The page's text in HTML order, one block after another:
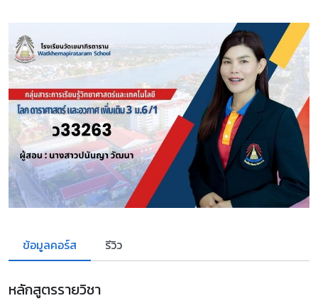
ข้อมูลคอร์ส รีวิว
หลักสูตรรายวิชา